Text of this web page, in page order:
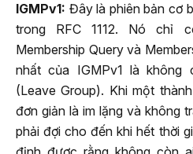
IGMPv1: Đây là phiên bản cơ
trong RFC 1112. Nó chỉ
Membership Query và
nhất của IGMPv1 là không
(Leave Group). Khi một
đơn giản là im lặng và không
phải đợi cho đến khi hết thời